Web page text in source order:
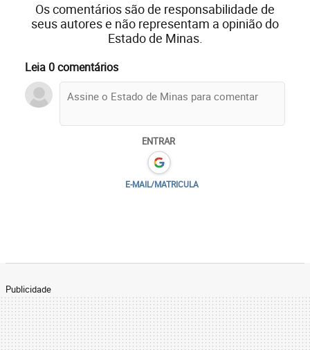
Os comentários são de responsabilidade de
seus autores e não representam a opinião do
Estado de Minas.
Leia 0 comentários
ENTRAR
E-MAIL/MATRICULA
Publicidade